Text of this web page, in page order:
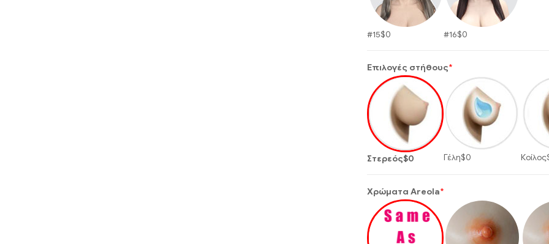
#15$0 #16$0
*
Επιλογές στήθους
Στερεός$0 Γέλη$0 Κοίλος
*
Χρώματα Areola